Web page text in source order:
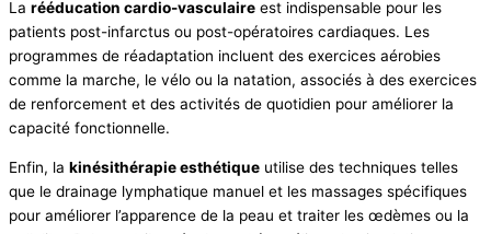
La rééducation cardio-vasculaire est indispensable pour les
patients post-infarctus ou post-opératoires cardiaques. Les
programmes de réadaptation incluent des exercices aérobies
comme la marche, le vélo ou la natation, associés à des exercices
de renforcement et des activités de quotidien pour améliorer la
capacité fonctionnelle.
Enfin, la kinésithérapie esthétique utilise des techniques telles
que le drainage lymphatique manuel et les massages spécifiques
pour améliorer l’apparence de la peau et traiter les œdèmes ou la